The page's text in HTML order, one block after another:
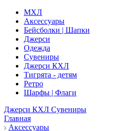
MXЛ
Аксессуары
Бейсболки | Шапки
Джерси
Одежда
Сувениры
Джерси КХЛ
Тигрята - детям
Ретро
Шарфы | Флаги
Джерси КХЛ Сувениры
Главная
Аксессуары